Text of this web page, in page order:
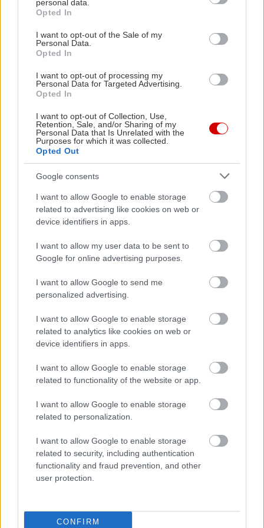
grant or deny consent to Google and its third-party tags to
use your data for below specified purposes in below Google
consent section.
personal data.
Opted In
I want to opt-out of the Sale of my
Personal Data.
Opted In
I want to opt-out of processing my
Personal Data for Targeted Advertising.
Opted In
I want to opt-out of Collection, Use,
Retention, Sale, and/or Sharing of my
Personal Data that Is Unrelated with the
Purposes for which it was collected.
Opted Out
Google consents
I want to allow Google to enable storage
related to advertising like cookies on web or
device identifiers in apps.
I want to allow my user data to be sent to
Google for online advertising purposes.
I want to allow Google to send me
personalized advertising.
I want to allow Google to enable storage
related to analytics like cookies on web or
device identifiers in apps.
I want to allow Google to enable storage
related to functionality of the website or app.
I want to allow Google to enable storage
related to personalization.
I want to allow Google to enable storage
related to security, including authentication
functionality and fraud prevention, and other
user protection.
CONFIRM
Θα είναι μια ωραία εμπειρία. Θα είναι το τέλος της
περιοδείας μου για κάποιους μήνες. Επομένως
όλοι θα τα δώσουμε όλα και θα παρτάρουμε! Το
σόου θα είναι πολύ δυνατό. Θα είναι ένα
καλή ενέργεια.
Μελλοντικά σχέδια;
Θα πάω διακοπές τον Ιανουάριο, και μετά θα
ταξιδέψω στις ΗΠΑ για την κυκλοφορία του
“Reason”.